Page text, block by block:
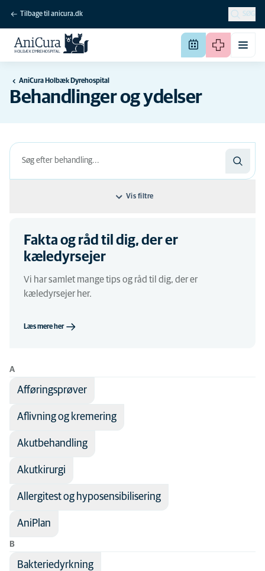
Tilbage til anicura.dk SØG
AniCura Holbæk Dyrehospital
Behandlinger og ydelser
Vis filtre
Behandlingens navn
Disciplines
Adfærd
Akut
Fysioterapi
Hjertelidelser
Kirurgi
Laboratoriediagnostik
Mave-tarmlidelser
Alle dyretyper
Andre dyr
Kat
Seniorkat
Fakta og råd til dig, der er
kæledyrsejer
Vi har samlet mange tips og råd til dig, der er
kæledyrsejer her.
Læs mere her
A
Afføringsprøver
Aflivning og kremering
Akutbehandling
Akutkirurgi
Allergitest og hyposensibilisering
AniPlan
B
Bakteriedyrkning